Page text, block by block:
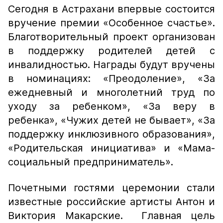
Сегодня в Астрахани впервые состоится
вручение премии «Особенное счастье».
Благотворительный проект организован
в поддержку родителей детей с
инвалидностью. Награды будут вручены
в номинациях: «Преодоление», «За
ежедневный и многолетний труд по
уходу за ребенком», «За веру в
ребенка», «Чужих детей не бывает», «За
поддержку инклюзивного образования»,
«Родительская инициатива» и «Мама-
социальный предприниматель».
Почетными гостями церемонии стали
известные российские артисты Антон и
Виктория Макарские. Главная цель